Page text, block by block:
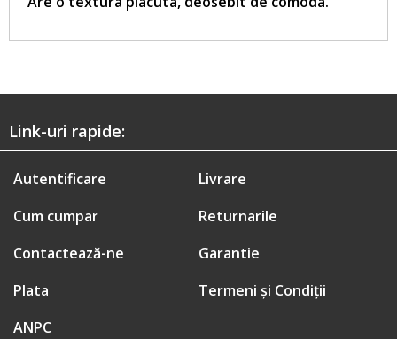
Link-uri rapide:
Autentificare
Cum cumpar
Contactează-ne
Plata
Livrare
Returnarile
Garantie
Termeni și Condiții
ANPC